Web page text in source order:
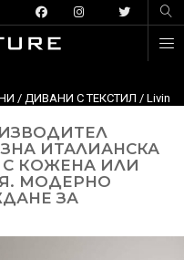
/ ДИВАНИ С ТЕКСТИЛ / Living,
ИТАЛИАНСКА
КОЖЕНА ИЛИ
МОДЕРНО
ЗА